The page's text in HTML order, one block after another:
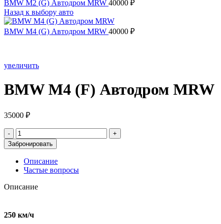
BMW M2 (G) Автодром MRW 40000 ₽
Назад к выбору авто
BMW M4 (G) Автодром MRW 40000 ₽
увеличить
BMW M4 (F) Автодром MRW
35000 ₽
Количество
товара
BMW
M4
(F)
Автодром
MRW
Забронировать
Описание
Частые вопросы
Описание
250 км/ч